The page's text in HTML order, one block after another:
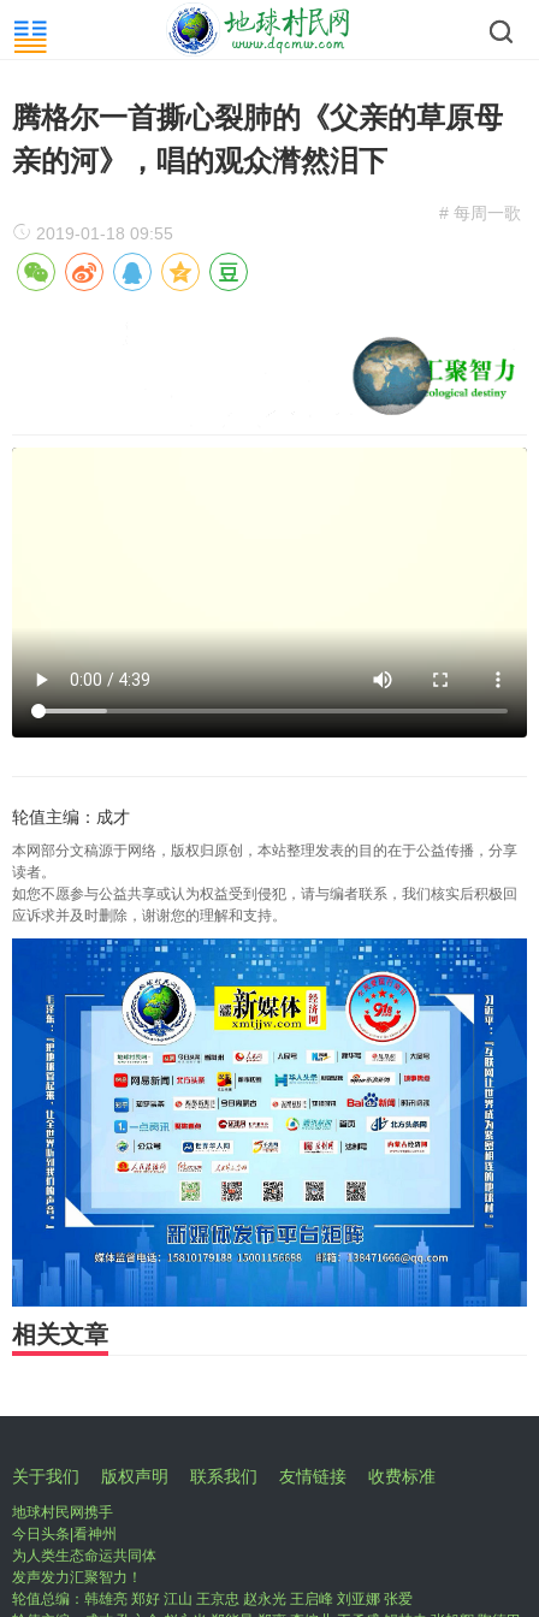
腾格尔一首撕心裂肺的《父亲的草原母
亲的河》，唱的观众潸然泪下
# 每周一歌
2019-01-18 09:55
轮值主编：成才
本网部分文稿源于网络，版权归原创，本站整理发表的目的在于公益传播，分享
读者。
如您不愿参与公益共享或认为权益受到侵犯，请与编者联系，我们核实后积极回
应诉求并及时删除，谢谢您的理解和支持。
相关文章
关于我们 版权声明 联系我们 友情链接 收费标准
地球村民网携手
今日头条|看神州
为人类生态命运共同体
发声发力汇聚智力！
轮值总编：韩雄亮 郑好 江山 王京忠 赵永光 王启峰 刘亚娜 张爱